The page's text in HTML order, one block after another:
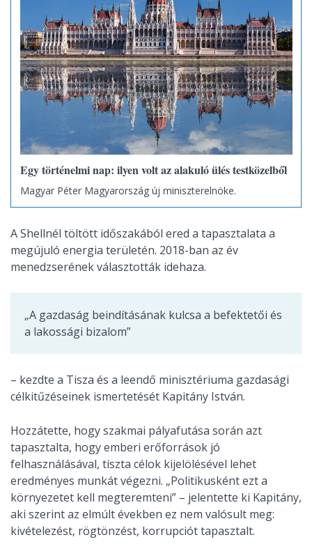
Egy történelmi nap: ilyen volt az alakuló ülés testközelből
Magyar Péter Magyarország új miniszterelnöke.
A Shellnél töltött időszakából ered a tapasztalata a
megújuló energia területén. 2018-ban az év
menedzserének választották idehaza.
„A gazdaság beindításának kulcsa a befektetői és
a lakossági bizalom”
– kezdte a Tisza és a leendő minisztériuma gazdasági
célkitűzéseinek ismertetését Kapitány István.
Hozzátette, hogy szakmai pályafutása során azt
tapasztalta, hogy emberi erőforrások jó
felhasználásával, tiszta célok kijelölésével lehet
eredményes munkát végezni. „Politikusként ezt a
környezetet kell megteremteni” – jelentette ki Kapitány,
aki szerint az elmúlt években ez nem valósult meg:
kivételezést, rögtönzést, korrupciót tapasztalt.